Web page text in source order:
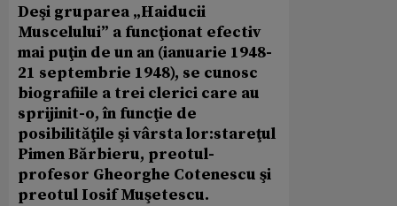
Deşi gruparea „Haiducii
Muscelului” a funcţionat efectiv
mai puţin de un an (ianuarie 1948-
21 septembrie 1948), se cunosc
biografiile a trei clerici care au
sprijinit-o, în funcţie de
posibilităţile şi vârsta lor:stareţul
Pimen Bărbieru, preotul-
profesor Gheorghe Cotenescu şi
preotul Iosif Muşetescu.